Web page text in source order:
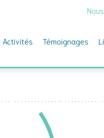
Activités Témoignages